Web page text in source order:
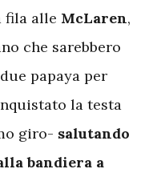
fila alle McLaren,
che sarebbero
papaya per
la testa
giro- salutando
bandiera a